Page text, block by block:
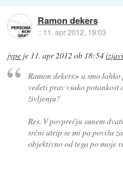
Ramon dekers
:: 11. apr 2012, 19:03
jype je 11. apr 2012 ob 18:54
Ramon dekers> a smo
vedeti prav vsako
življenju?
Res. V povprečju sunem
srčni utrip se mi pa poviša
objektivno od tega po moje